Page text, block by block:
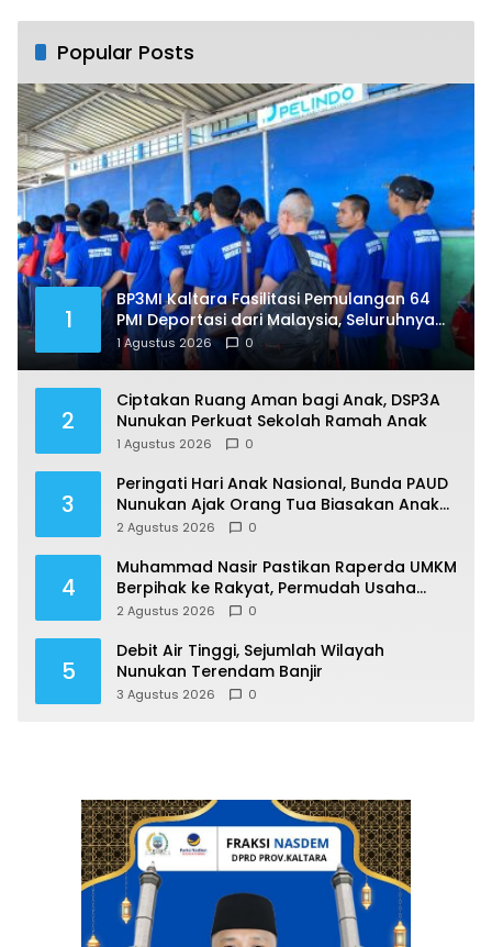
Popular Posts
1
BP3MI Kaltara Fasilitasi Pemulangan 64
PMI Deportasi dari Malaysia, Seluruhnya
Jalani Pendataan di Nunukan
1 Agustus 2026 0
2
Ciptakan Ruang Aman bagi Anak, DSP3A
Nunukan Perkuat Sekolah Ramah Anak
1 Agustus 2026 0
3
Peringati Hari Anak Nasional, Bunda PAUD
Nunukan Ajak Orang Tua Biasakan Anak
Gemar Berolahraga
2 Agustus 2026 0
4
Muhammad Nasir Pastikan Raperda UMKM
Berpihak ke Rakyat, Permudah Usaha
hingga Perluas Pasar
2 Agustus 2026 0
5
Debit Air Tinggi, Sejumlah Wilayah
Nunukan Terendam Banjir
3 Agustus 2026 0